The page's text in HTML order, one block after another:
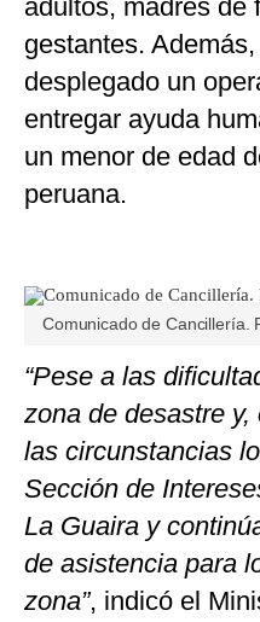
adultos, madres de
gestantes.
desplegado un
entregar ayuda
un menor de edad
peruana.
Comunicado de Cancillería.
“Pese a las
zona de desastre
las circunstancias
Sección de
La Guaira y
de asistencia para
zona”, indicó el